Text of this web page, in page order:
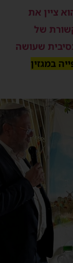
את
של
שעושה
במגזין